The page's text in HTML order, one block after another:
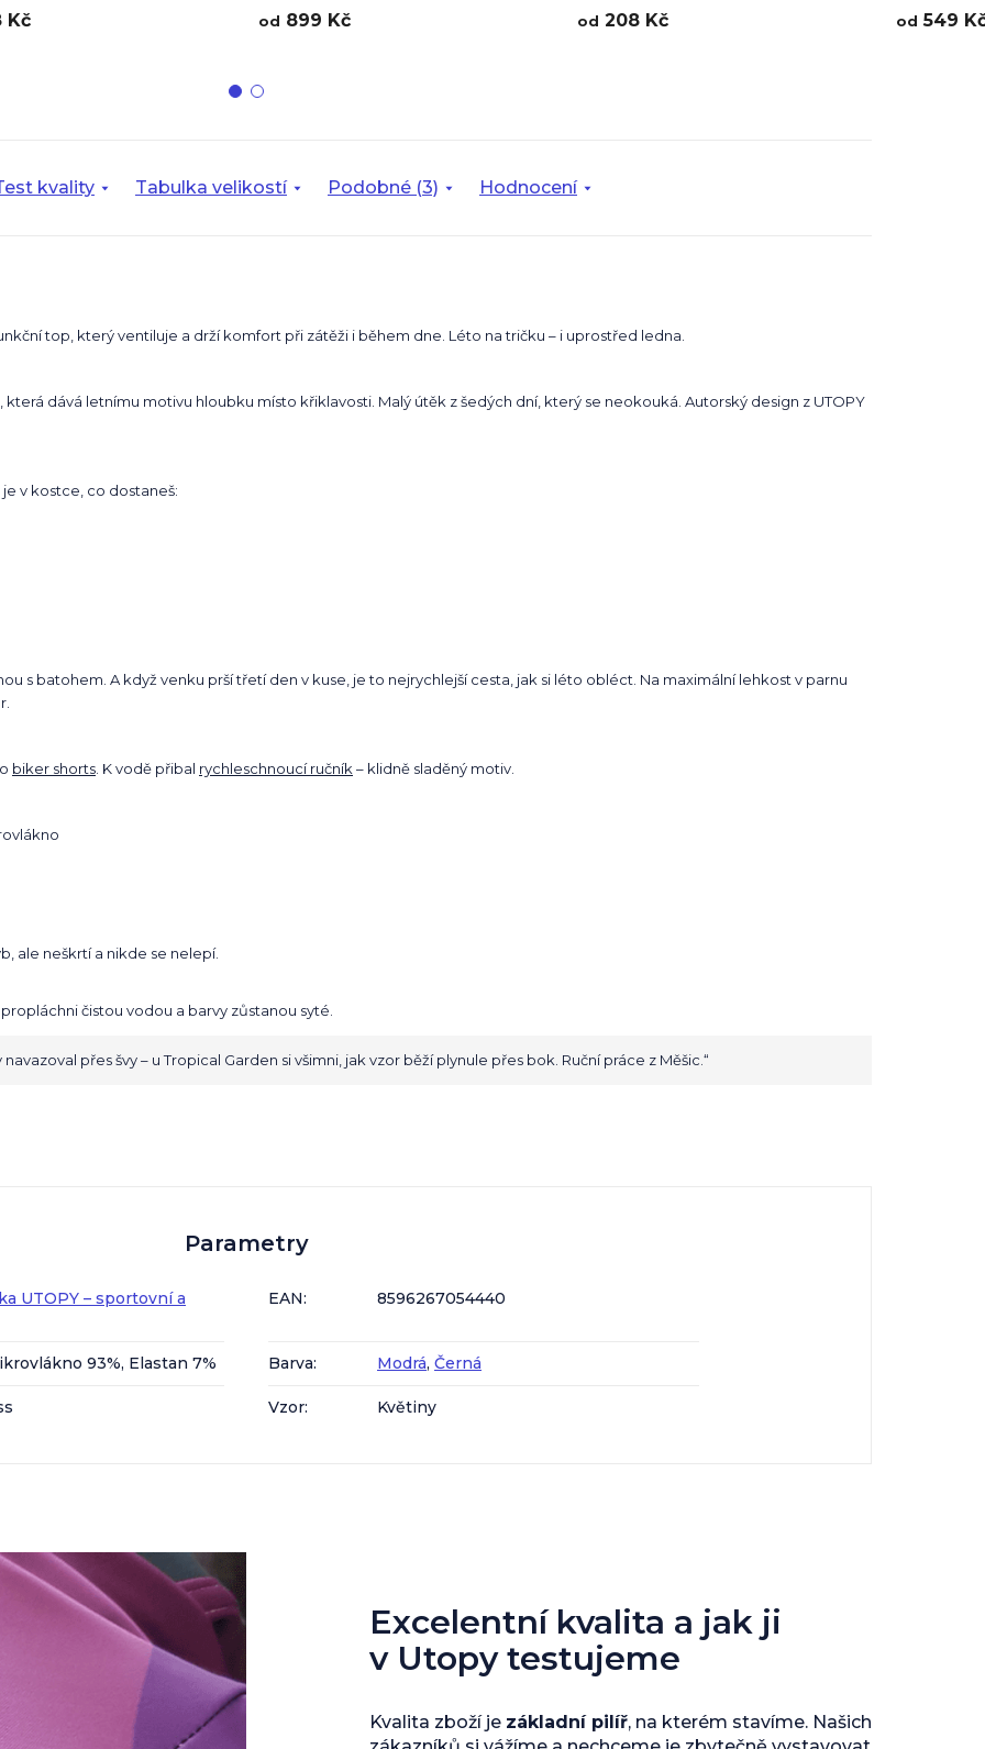
Kč od 899 Kč od 208 Kč od 549
kvality Tabulka velikostí Podobné (3) Hodnocení
top, který ventiluje a drží komfort při zátěži i během dne. Léto na tričku – i uprostřed ledna.
dává letnímu motivu hloubku místo křiklavosti. Malý útěk z šedých dní, který se neokouká. Autorský design z UTOPY
v kostce, co dostaneš:
s batohem. A když venku prší třetí den v kuse, je to nejrychlejší cesta, jak si léto obléct. Na maximální lehkost v parnu
biker shorts . K vodě přibal rychleschnoucí ručník – klidně sladěný motiv.
ale neškrtí a nikde se nelepí.
čistou vodou a barvy zůstanou syté.
přes švy – u Tropical Garden si všimni, jak vzor běží plynule přes bok. Ruční práce z Měšic.“
Parametry
UTOPY – sportovní a EAN: 8596267054440
93%, Elastan 7% Barva: Modrá, Černá
Vzor: Květiny
Excelentní kvalita a jak ji
v Utopy testujeme
Kvalita zboží je základní pilíř, na kterém stavíme. Našich